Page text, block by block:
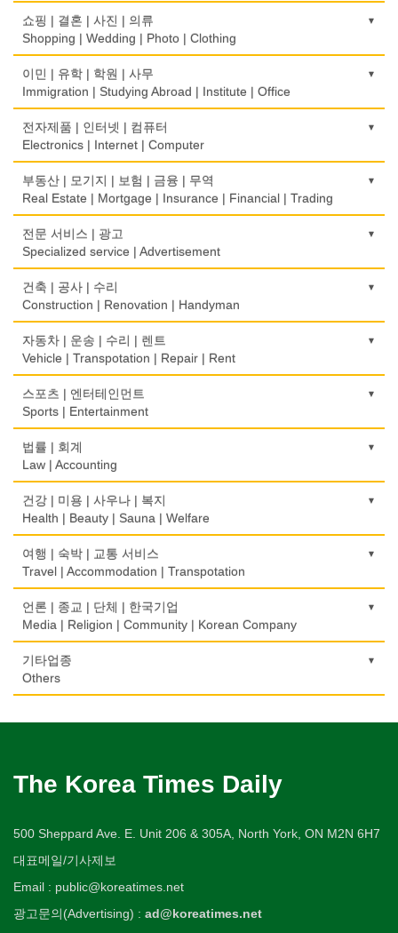
떡집/방앗간
Rice Cake
Fish Market
Restaurant
식당장비
Food Equipment
식품점
Korean Food
Food Manufacturing
와인제조
정육점
제과점
Bakery
식품도매
Food Distributors
의사-검안의
Optometrist
보청기
Hearing Aid
Bidet
Psychologist/Psychiatrist
안경점
Optical Stores
의료기구
Medical Instruments
Denturist
한의원/한약
Oriental Herb/Acupuncture
약국
의사-내과
Internal Medicine
의사-물리치료/카이로 프랙터
Physiotherapy/Chiropractic Clinic
의사-비뇨기과
의사-산부인과
Obstetrician
의사-성형외과
Cosmetic Surgeon
Ophthalmologist
Surgeon
의사-치과
Dentist/Dental Surgeon
의사-가정의
쇼핑 | 결혼 | 사진 | 의류
Shopping | Wedding | Photo | Clothing
한복집
Korean Costume
유리/거울/액자
Glass/Mirror/Frame
Children's Ware
Wedding
인터넷 쇼핑
Internet Shopping
결혼상담
Marriage Consulting
Florist
모피점
백화점/선물센터
보석/귀금속/시계
Jeweler/Jeweller
비디오-사진/촬영/편집/공급
Video Service
사진촬영
애완동물용품
Pet Shop
Fashion/Boutique
Blanket
웨딩서비스
Bridal Fashion/Wedding Service
자수
이민 | 유학 | 학원 | 사무
Immigration | Studying Abroad | Institute | Office
이민/유학
Immigration/Studying Abroad
사무기기
Office Equipment
Stationery/Office Equipment
Book Store
운전학원
Driving School
한글학교
Korean Language School
Boarding House
학교/학원
개인지도-체육
개인지도-음악
Private Lesson-Music
개인지도-옷수선
Private Lesson-Alteration
개인지도-어학/수학
개인지도-서예
개인지도-미술/사진
Private Lesson-Art/Photograph
Private Lesson-Ballet/Dance
Private Lesson-Flower Arrangement
개인지도-기타
전자제품 | 인터넷 | 컴퓨터
Electronics | Internet | Computer
금전등록기
Cash Register
인터넷 서비스/까페
Internet Service/Cafe
전자제품 판매/수리
Electronic Goods Sales/Repair
Telephone/Communication Service
컴퓨터 판매/수리
Computer Sales/Repair
부동산 | 모기지 | 보험 | 금융 | 무역
Real Estate | Mortgage | Insurance | Financial | Trading
도매
Wholesale
모기지
Mortgage
International Trade
Insurance/Investment/Finance
부동산 관리
Property Management
채무조정
Bankruptcy
Real Estate
은행/금융기관
Bank/Financing Service
전문 서비스 | 광고
Specialized service | Advertisement
광고/그래픽 디자인
Advertising/Graphic Design
광고 에이전트
Advertising Agency
경보/도난방지
Alarm/Security System
Cemetery/Monument
빨래방/세탁
Coin Laundry/Dry cleaning
상패/트로피
Medal/Trophy
Dry cleaning Equipment
악기사
열쇠
보석감정사
인쇄
장의사
건축 | 공사 | 수리
Construction | Renovation | Handyman
건축시공/개조
Construction/Home Renovation
건축설계사
Architect
Architecture
Home Inspection
간판
Signs
가구판매/수리
Furniture Sales/Repair
Machinery Rebuilding
난방/냉동
스테이징 홈
전기공사/수리
Electric Work
정원공사/조경
자동차 | 운송 | 수리 | 렌트
Vehicle | Transpotation | Repair | Rent
운송/통관/이삿짐
Transportation/Moving
택배
Courier Service
Taxi Service
Automobile/Car
자동차-렌트
Car Rental
자동차-바디샵
Autobody Shop
자동차-판매/리스
자동차-견인
Towing
자동차-청소
Auto Cleaning
스포츠 | 엔터테인먼트
Sports | Entertainment
골프장비
Golf Equipment
골프장
Golf/Country Club
가라오케/노래방/카페
Karaoke/Cafe
Dahn Centre
당구장
Billiard Club
볼링장
운동구/스포츠용품
취미/레저
Hobby/Leisure
태권도/무술
Taekwondo/Martial Arts
법률 | 회계
Law | Accounting
교통위반티켓
Traffic Ticket
공인회계사(CPA)
CPA
번역/통역/이력서
Translation/Interpretation/Resume Service
Law Office
회계업무
건강 | 미용 | 사우나 | 복지
Health | Beauty | Sauna | Welfare
건강상담/식품/정보
Health Counseling/Food/Information
의료기
Medical Equipment
Massage
Spring Water/Water Purifier
Nursing Home
여행 | 숙박 | 교통 서비스
Travel | Accommodation | Transpotation
호텔/모텔/숙박
Hotel/Motel
여행/관광
Travel/Tour
언론 | 종교 | 단체 | 한국기업
Media | Religion | Community | Korean Company
기도원/수양관
Retreat Centre
Korean Businessmen's Association
Buddhist Temple
한국일보 본사 및 지국
한국정부기관
Korean Governmental Organization
기타업종
Others
Shoe Repair
ETC
아파트
The Korea Times Daily
500 Sheppard Ave. E. Unit 206 & 305A, North York, ON M2N 6H7
대표메일/기사제보
Email : public@koreatimes.net
광고문의(Advertising) : ad@koreatimes.net